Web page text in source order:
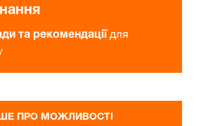
та рекомендаціїдля
ПРО МОЖЛИВОСТІ